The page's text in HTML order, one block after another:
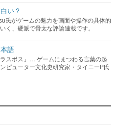
い？
氏がゲームの魅力を画面や操作の具体的
く、硬派で骨太な評論連載です。
語
ラスボス」… ゲームにまつわる言葉の起
ピューター文化史研究家・タイニーP氏